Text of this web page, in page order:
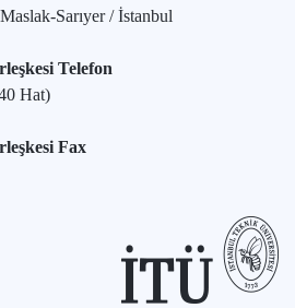
Sarıyer / İstanbul
Telefon
Hat)
Fax